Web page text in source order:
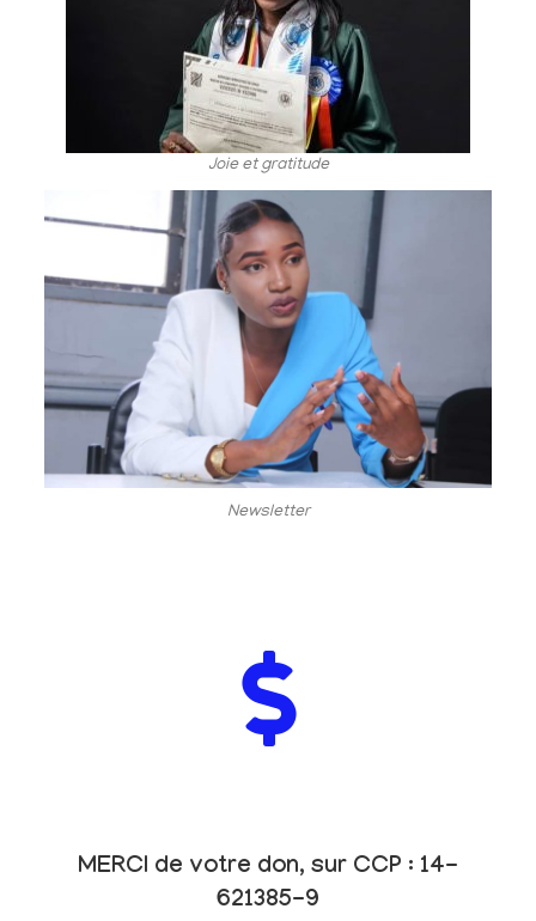
Joie et gratitude
Newsletter
MERCI de votre don, sur CCP : 14-
621385-9